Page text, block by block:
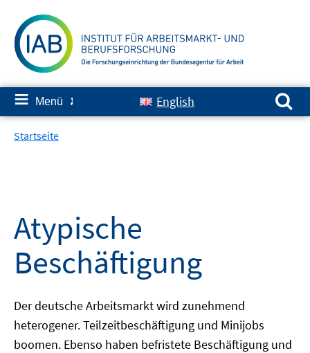
zum
Inhalt
≡ Menü ✘ English
Suchen nach:
Startseite
Atypische
Beschäftigung
Der deutsche Arbeitsmarkt wird zunehmend
heterogener. Teilzeitbeschäftigung und Minijobs
boomen. Ebenso haben befristete Beschäftigung und